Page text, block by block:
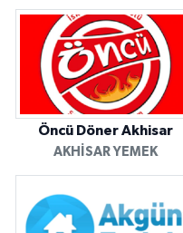
Öncü Döner Akhisar
AKHISAR YEMEK